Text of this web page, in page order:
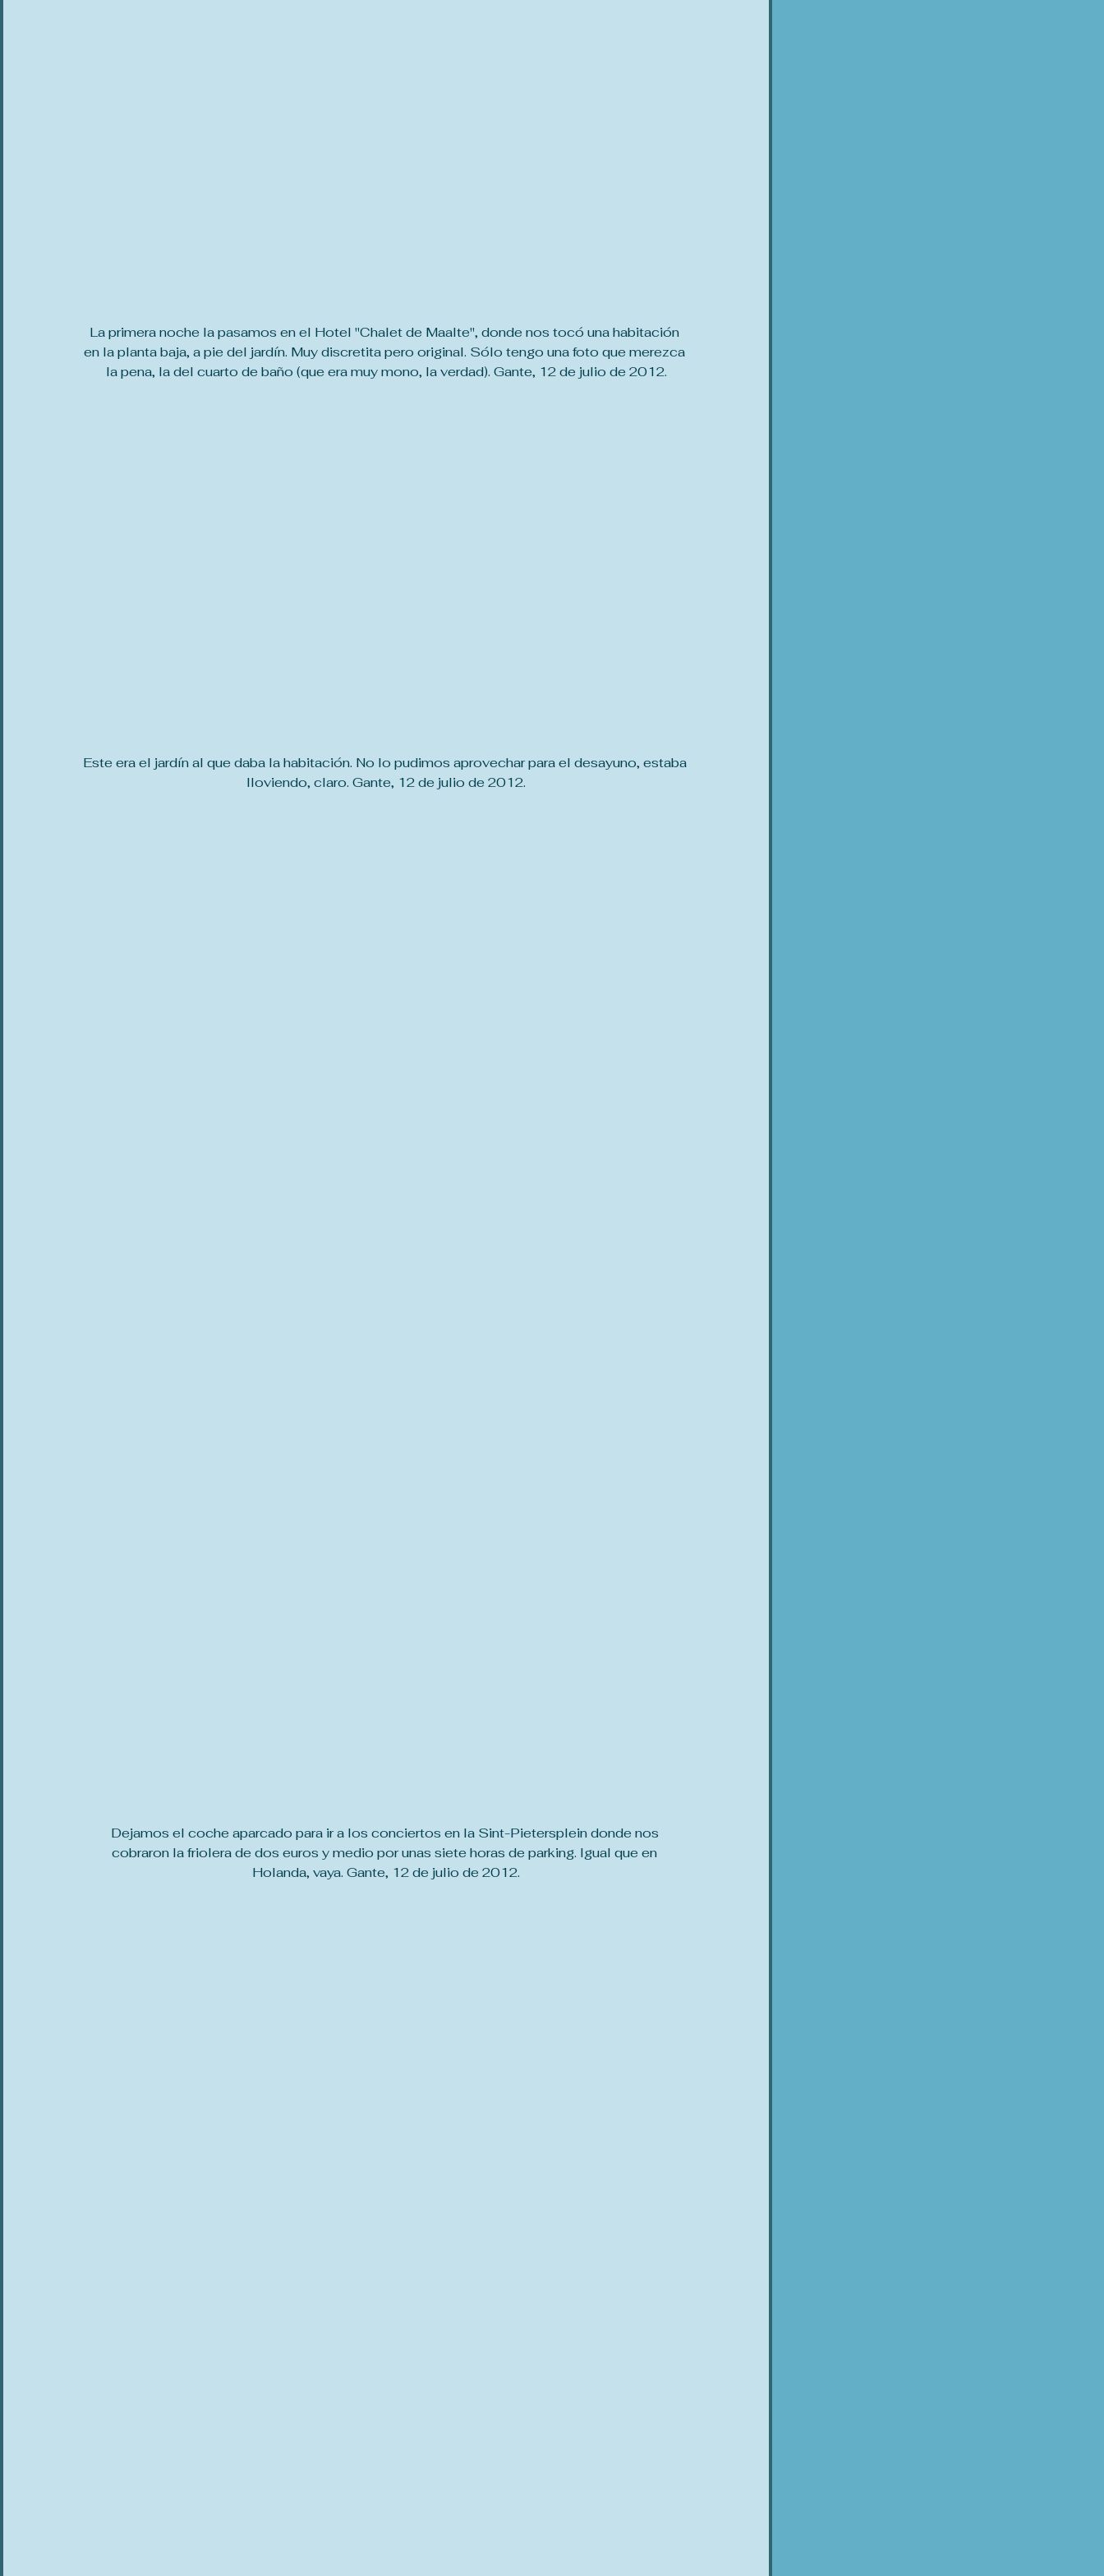
La primera noche la pasamos en el Hotel "Chalet de Maalte", donde nos tocó una habitación
en la planta baja, a pie del jardín. Muy discretita pero original. Sólo tengo una foto que merezca
la pena, la del cuarto de baño (que era muy mono, la verdad). Gante, 12 de julio de 2012.
Este era el jardín al que daba la habitación. No lo pudimos aprovechar para el desayuno, estaba
lloviendo, claro. Gante, 12 de julio de 2012.
Dejamos el coche aparcado para ir a los conciertos en la Sint-Pietersplein donde nos
cobraron la friolera de dos euros y medio por unas siete horas de parking. Igual que en
Holanda, vaya. Gante, 12 de julio de 2012.